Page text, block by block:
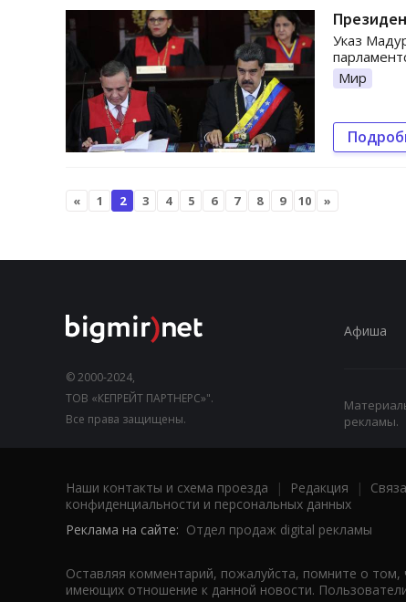
Указ
Мир
« 1 2 3 4 5 6 7 8 9 10 »
© 2000-2024,
ТОВ «КЕПРЕЙТ ПАРТНЕРС»".
Все права защищены.
Афиша
рекламы.
Наши контакты и схема проезда | Редакция |
конфиденциальности и персональных данных
Реклама на сайте: Отдел продаж digital рекламы
Оставляя комментарий, пожалуйста, помните о
имеющих отношение к данной новости.